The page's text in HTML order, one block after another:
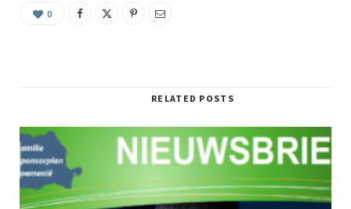
0
RELATED POSTS